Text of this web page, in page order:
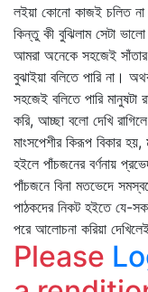
লইয়া কোনো কাজই চলিত
কিন্তু কী বুঝিলাম সেটা
আমরা অনেকে সহজেই সাঁতার
বুঝাইয়া বলিতে পারি না।
সহজেই বলিতে পারি মানুষটা
করি, আচ্ছা বলো দেখি
মাংসপেশীর কিরূপ বিকার
হইলে পাঁচজনের বর্ণনায়
পাঁচজনে বিনা মতভেদে
পাঠকদের নিকট হইতে যে-
পরে আলোচনা করিয়া
Please